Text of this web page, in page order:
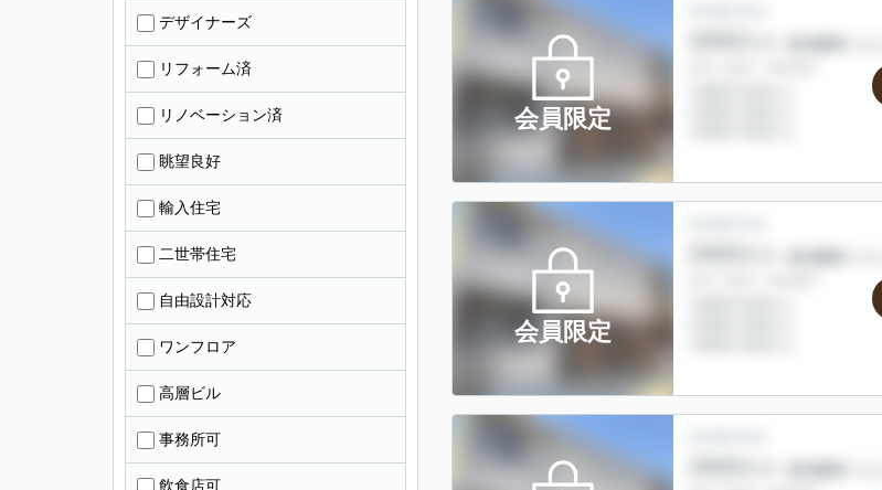
会員限定
会員限定
デザイナーズ
リフォーム済
リノベーション済
眺望良好
輸入住宅
二世帯住宅
自由設計対応
ワンフロア
高層ビル
事務所可
飲食店可